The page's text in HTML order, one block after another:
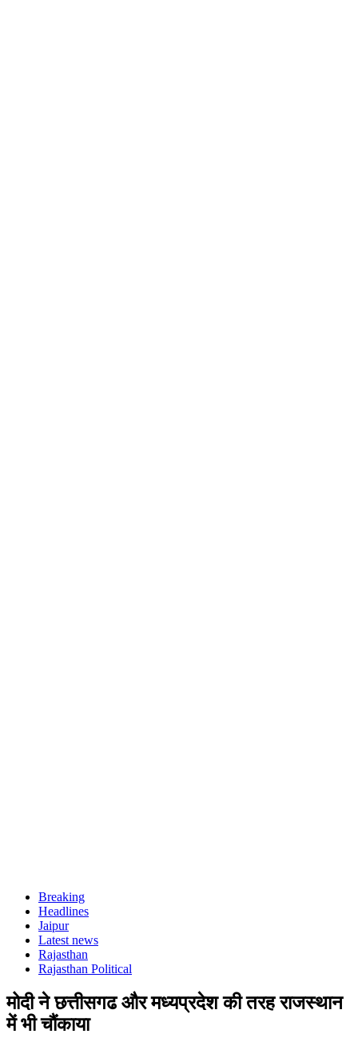
Breaking
Headlines
Jaipur
Latest news
Rajasthan
Rajasthan Political
मोदी ने छत्तीसगढ और मध्यप्रदेश की तरह राजस्थान
में भी चौंकाया